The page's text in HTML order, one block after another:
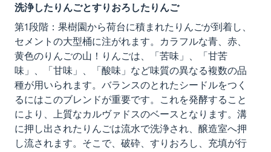
洗浄したりんごとすりおろしたりんご
第1段階：果樹園から荷台に積まれたりんごが到着し、
セメントの大型桶に注がれます。カラフルな青、赤、
黄色のりんごの山！りんごは、「苦味」、「甘苦
味」、「甘味」、「酸味」など味質の異なる複数の品
種が用いられます。バランスのとれたシードルをつく
るにはこのブレンドが重要です。これを発酵すること
により、上質なカルヴァドスのベースとなります。溝
に押し出されたりんごは流水で洗浄され、醸造室へ押
し流されます。そこで、破砕、すりおろし、充填が行